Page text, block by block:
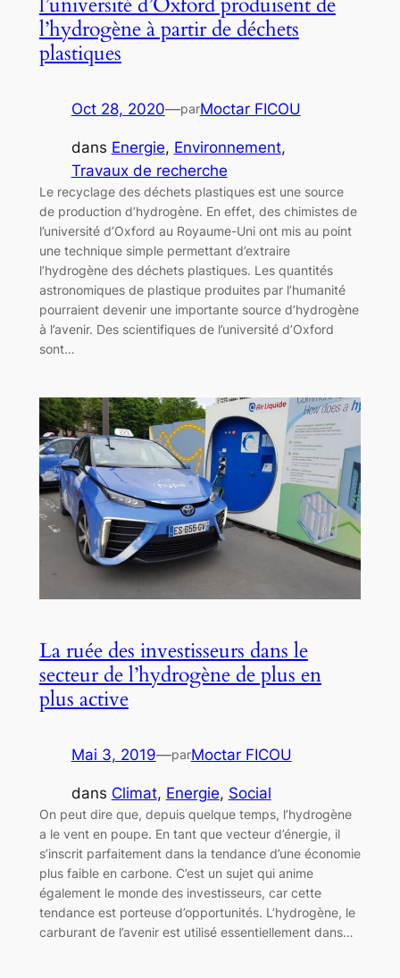
l’hydrogène à partir de déchets
plastiques
Oct 28, 2020—parMoctar FICOU
dans Energie, Environnement
Travaux de recherche
Le recyclage des déchets plastiques est une source
de production d’hydrogène. En effet, des chimistes de
l’université d’Oxford au Royaume-Uni ont mis au point
une technique simple permettant d’extraire
l’hydrogène des déchets plastiques. Les quantités
astronomiques de plastique produites par l’humanité
pourraient devenir une importante source d’hydrogène
à l’avenir. Des scientifiques de l’université d’Oxford
sont…
La ruée des investisseurs dans le
secteur de l’hydrogène de plus en
plus active
Mai 3, 2019—parMoctar FICOU
dans Climat, Energie, Social
On peut dire que, depuis quelque temps, l’hydrogène
a le vent en poupe. En tant que vecteur d’énergie, il
s’inscrit parfaitement dans la tendance d’une économie
plus faible en carbone. C’est un sujet qui anime
également le monde des investisseurs, car cette
tendance est porteuse d’opportunités. L’hydrogène, le
carburant de l’avenir est utilisé essentiellement dans…